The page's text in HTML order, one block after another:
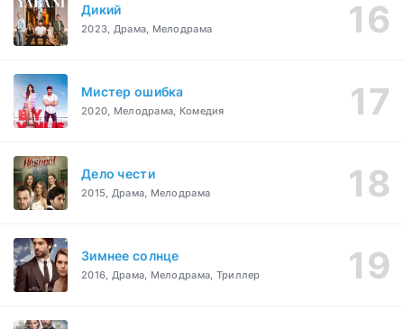
Дикий
2023, Драма, Мелодрама
Мистер ошибка
2020, Мелодрама, Комедия
Дело чести
2015, Драма, Мелодрама
Зимнее солнце
2016, Драма, Мелодрама, Триллер